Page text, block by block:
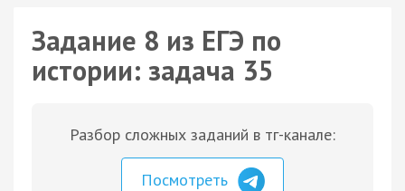
Задание 8 из ЕГЭ по
истории: задача 35
Разбор сложных заданий в тг-канале:
Посмотреть